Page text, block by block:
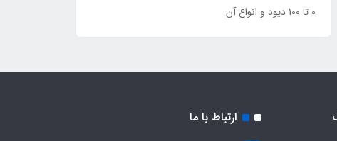
0 تا 100 دیود و انواع آن
ارتباط با ما